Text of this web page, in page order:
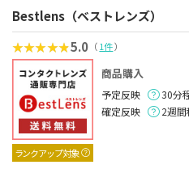
Bestlens（ベストレンズ）
5.0 （1件）
ランクアップ対象
商品購入
予定反映
30分
確定反映
2週